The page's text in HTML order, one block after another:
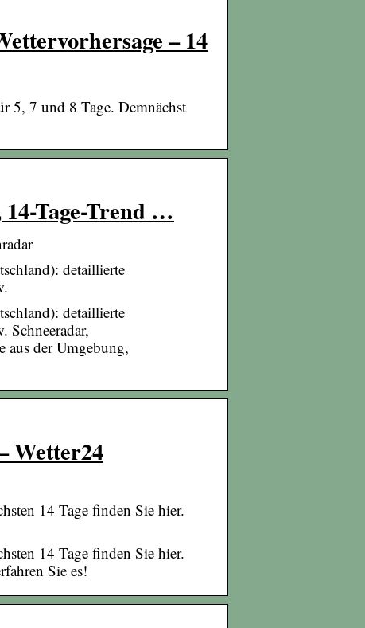
– 14
5, 7 und 8 Tage. Demnächst
Tage-Trend …
detaillierte
detaillierte
Schneeradar,
aus der Umgebung,
Wetter24
14 Tage finden Sie hier.
14 Tage finden Sie hier.
Sie es!